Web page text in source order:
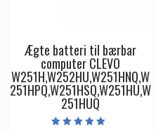
Ægte batteri til bærbar
computer CLEVO
W251H,W252HU,W251HNQ,W
251HPQ,W251HSQ,W251HU,W
251HUQ